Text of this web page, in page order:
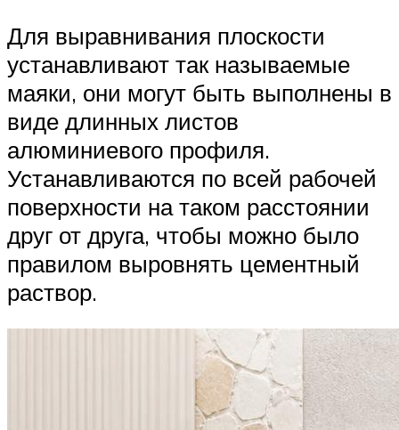
Для выравнивания плоскости
устанавливают так называемые
маяки, они могут быть выполнены в
виде длинных листов
алюминиевого профиля.
Устанавливаются по всей рабочей
поверхности на таком расстоянии
друг от друга, чтобы можно было
правилом выровнять цементный
раствор.